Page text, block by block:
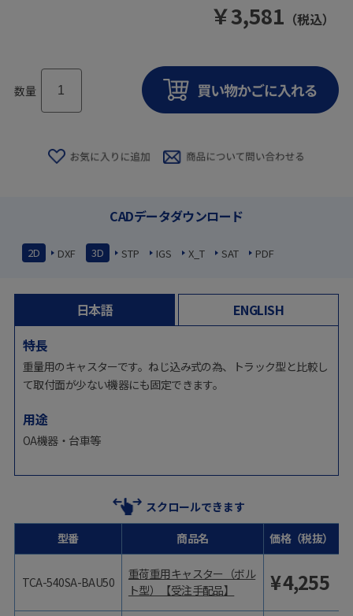
￥3,581 （税込）
数量
CADデータダウンロード
2D DXF 3D STP IGS X_T SAT PDF
日本語
ENGLISH
特長
重量用のキャスターです。ねじ込み式の為、トラック型と比較し
て取付面が少ない機器にも固定できます。
用途
OA機器・台車等
スクロールできます
型番
TCA-540SA-BAU50
商品名 価格（税抜）
重荷重用キャスター（ボル
ト型）【受注手配品】
¥4,255